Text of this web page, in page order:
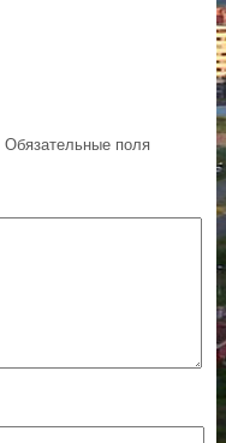
Обязательные поля